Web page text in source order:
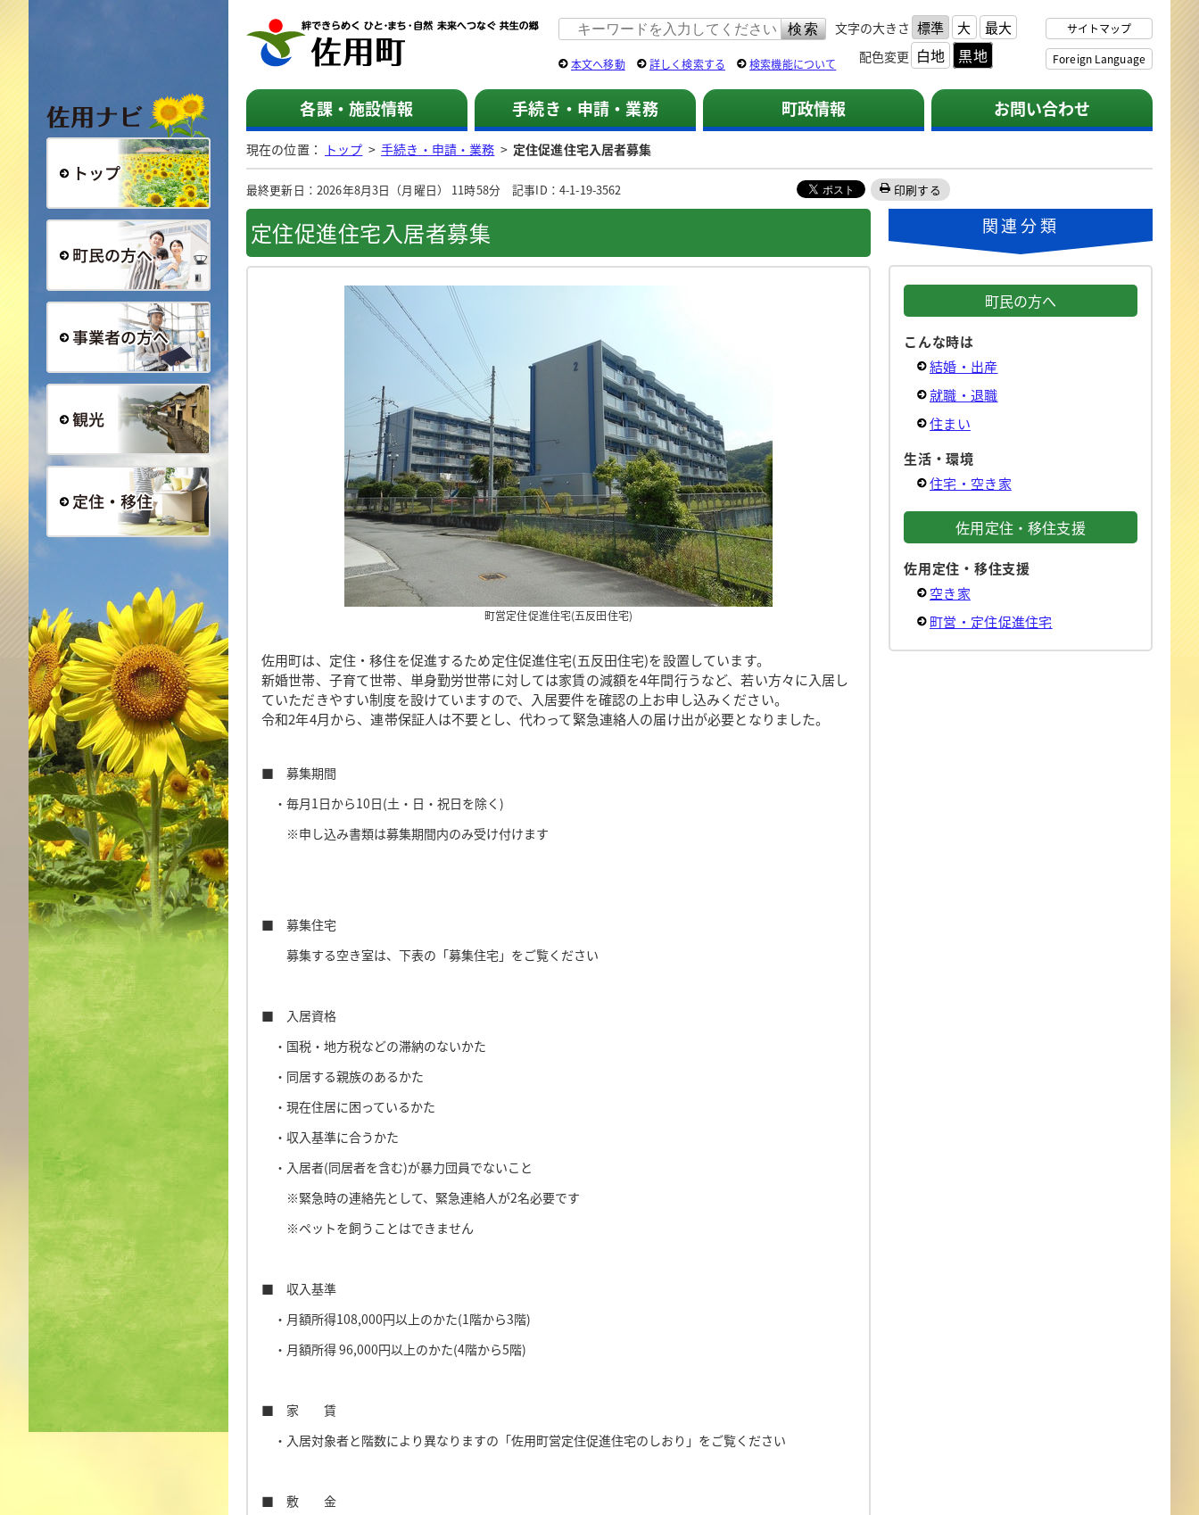
総合トップ
事業者の方へ
定住・移住
佐用町 公式ホームページ 文字の大きさ 標準 大 最大
配色変更 白地 黒地
サイトマップ
Foreign Language
本文へ移動 詳しく検索する 検索機能について
各課・施設情報 手続き・申請・業務 町政情報 お問い合わせ
現在の位置： トップ >手続き・申請・業務 > 定住促進住宅入居者募集
最終更新日：2026年8月3日（月曜日） 11時58分 記事ID：4-1-19-3562 印刷する
定住促進住宅入居者募集
町営定住促進住宅(五反田住宅)
佐用町は、定住・移住を促進するため定住促進住宅(五反田住宅)を設置しています。
新婚世帯、子育て世帯、単身勤労世帯に対しては家賃の減額を4年間行うなど、若い方々に入居し
ていただきやすい制度を設けていますので、入居要件を確認の上お申し込みください。
令和2年4月から、連帯保証人は不要とし、代わって緊急連絡人の届け出が必要となりました。
■ 募集期間
・毎月1日から10日(土・日・祝日を除く)
※申し込み書類は募集期間内のみ受け付けます
■ 募集住宅
募集する空き室は、下表の「募集住宅」をご覧ください
■ 入居資格
・国税・地方税などの滞納のないかた
・同居する親族のあるかた
・現在住居に困っているかた
・収入基準に合うかた
・入居者(同居者を含む)が暴力団員でないこと
※緊急時の連絡先として、緊急連絡人が2名必要です
※ペットを飼うことはできません
■ 収入基準
・月額所得108,000円以上のかた(1階から3階)
・月額所得 96,000円以上のかた(4階から5階)
■ 家 賃
・入居対象者と階数により異なりますの「佐用町営定住促進住宅のしおり」をご覧ください
■ 敷 金
関連分類
町民の方へ
こんな時は
結婚・出産
就職・退職
住まい
生活・環境
住宅・空き家
佐用定住・移住支援
佐用定住・移住支援
空き家
町営・定住促進住宅